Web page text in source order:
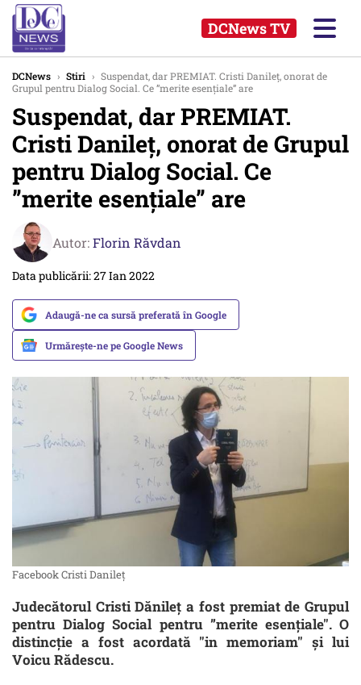
DCNews TV
DCNews › Stiri › Suspendat, dar PREMIAT. Cristi Danileț, onorat de
Grupul pentru Dialog Social. Ce ”merite esențiale” are
Suspendat, dar PREMIAT.
Cristi Danileț, onorat de Grupul
pentru Dialog Social. Ce
”merite esențiale” are
Autor:Florin Răvdan
Data publicării: 27 Ian 2022
Adaugă-ne ca sursă preferată în Google
Urmărește-ne pe Google News
Facebook Cristi Danileț
Judecătorul Cristi Dănileţ a fost premiat de Grupul
pentru Dialog Social pentru ”merite esențiale". O
distincţie a fost acordată "in memoriam" şi lui
Voicu Rădescu.